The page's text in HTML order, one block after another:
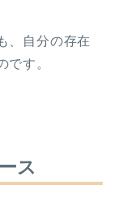
、自分の存在
です。
ス